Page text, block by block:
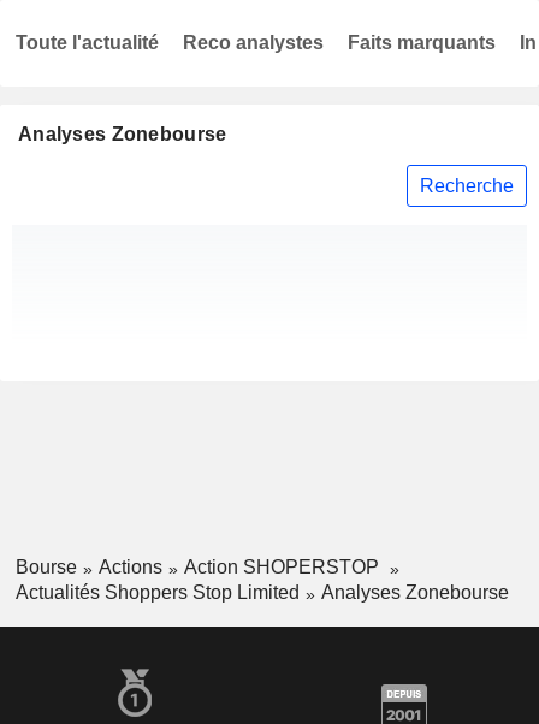
Analyses Zonebourse
Recherche
Toute l'actualité Reco analystes Faits marquants
Bourse Actions
Action SHOPERSTOP
Actualités Shoppers Stop Limited
Analyses Zonebourse